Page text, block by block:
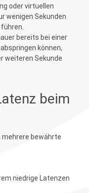
oder virtuellen
wenigen Sekunden
bereits bei einer
können,
weiteren Sekunde
beim
mehrere bewährte
niedrige Latenzen